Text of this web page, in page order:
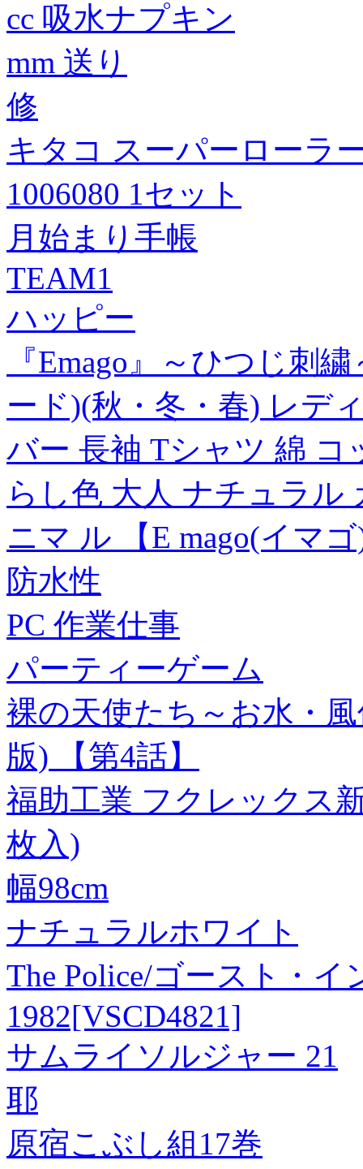
cc 吸水ナプキン
mm 送り
修
キタコ スーパーローラ
1006080 1セット
月始まり手帳
TEAM1
ハッピー
『Emago』～ひつじ刺
ード)(秋・冬・春) レデ
バー 長袖 Tシャツ 綿
らし色 大人 ナチュラル
ニマ ル 【E mago(イマ
防水性
PC 作業仕事
パーティーゲーム
裸の天使たち～お水・
版) 【第4話】
福助工業 フクレックス
枚入)
幅98cm
ナチュラルホワイト
The Police/ゴースト・イ
1982[VSCD4821]
サムライソルジャー 21
耶
原宿こぶし組17巻